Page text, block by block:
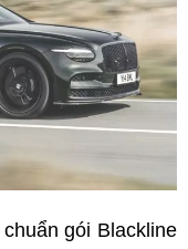
gói Blackline